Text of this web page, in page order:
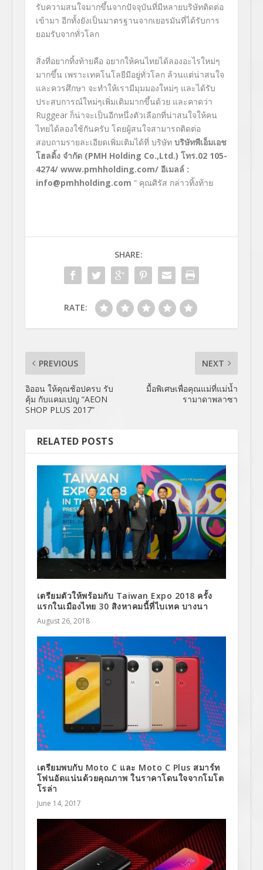
รับความสนใจมากขึ้นจากปัจจุบันที่มีหลายบริษัทติดต่อ
เข้ามา อีกทั้งยังเป็นมาตรฐานจากเยอรมันที่ได้รับการ
ยอมรับจากทั่วโลก
สิ่งที่อยากทิ้งท้ายคือ อยากให้คนไทยได้ลองอะไรใหม่ๆ
มากขึ้น เพราะเทคโนโลยีมีอยู่ทั่วโลก ล้วนแต่น่าสนใจ
และควรศึกษา จะทำให้เรามีมุมมองใหม่ๆ และได้รับ
ประสบการณ์ใหม่ๆเพิ่มเติมมากขึ้นด้วย และคาดว่า
Ruggear ก็น่าจะเป็นอีกหนึ่งตัวเลือกที่น่าสนใจให้คน
ไทยได้ลองใช้กันครับ โดยผู้สนใจสามารถติดต่อ
สอบถามรายละเอียดเพิ่มเติมได้ที่ บริษัท บริษัทพีเอ็มเอช
โฮลดิ้ง จำกัด (PMH Holding Co.,Ltd.) โทร.02 105-
4274/ www.pmhholding.com/ อีเมลล์ :
info@pmhholding.com “ คุณศิรัส กล่าวทิ้งท้าย
SHARE:
RATE:
PREVIOUS
อิออน ให้คุณช้อปครบ รับ
คุ้ม กับแคมเปญ “AEON
SHOP PLUS 2017”
NEXT
มื้อพิเศษเพื่อคุณแม่ที่แม่น้ำ
รามาดาพลาซา
RELATED POSTS
เตรียมตัวให้พร้อมกับ Taiwan Expo 2018 ครั้ง
แรกในเมืองไทย 30 สิงหาคมนี้ที่ไบเทค บางนา
August 26, 2018
เตรียมพบกับ Moto C และ Moto C Plus สมาร์ท
โฟนอัดแน่นด้วยคุณภาพ ในราคาโดนใจจากโมโต
โรล่า
June 14, 2017